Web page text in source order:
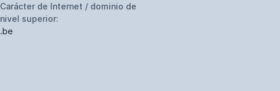
Carácter de Internet / dominio de
nivel superior:
.be